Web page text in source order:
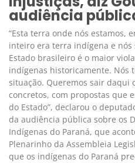
audiência
“Esta terra onde nós estamos,
inteiro era terra indígena e nós
Estado brasileiro é o maior
indígenas historicamente. Nós
situação. Queremos sair daqui
concretos, com propostas que
do Estado”, declarou o
da audiência pública sobre os
Indígenas do Paraná, que
Plenarinho da Assembleia
que os indígenas do Paraná